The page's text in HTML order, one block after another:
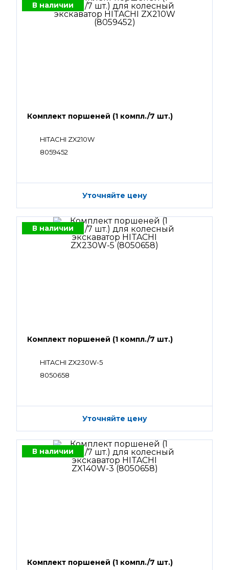
В наличии
Комплект поршеней (1 компл./7 шт.)
HITACHI ZX210W
8059452
Уточняйте цену
В наличии
Комплект поршеней (1 компл./7 шт.)
HITACHI ZX230W-5
8050658
Уточняйте цену
В наличии
Комплект поршеней (1 компл./7 шт.)